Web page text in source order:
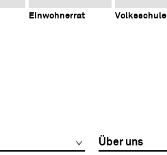
Einwohnerrat Volksschule
Über uns